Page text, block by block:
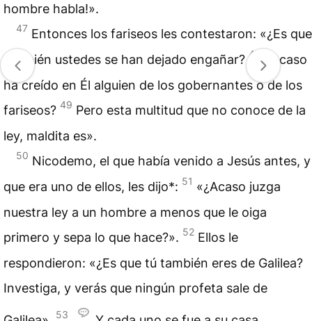
hombre habla!».
47 Entonces los fariseos les contestaron: «¿Es que
también ustedes se han dejado engañar?48
¿Acaso
ha creído en Él alguien de los gobernantes o de los
fariseos? 49 Pero esta multitud que no conoce de la
ley, maldita es».
50 Nicodemo, el que había venido a Jesús antes, y
que era uno de ellos, les dijo*: 51 «¿Acaso juzga
nuestra ley a un hombre a menos que le oiga
primero y sepa lo que hace?». 52 Ellos le
respondieron: «¿Es que tú también eres de Galilea?
Investiga, y verás que ningún profeta sale de
53